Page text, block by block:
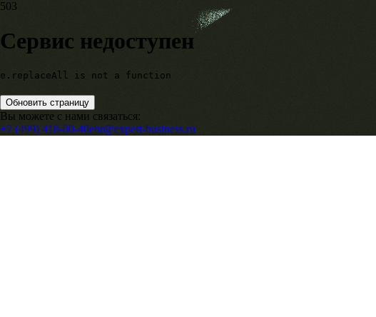
503
Сервис недоступен
e.replaceAll is not a function
Обновить страницу
Вы можете с нами связаться:
+7 (499) 418-00-40ebr@expert-business.ru